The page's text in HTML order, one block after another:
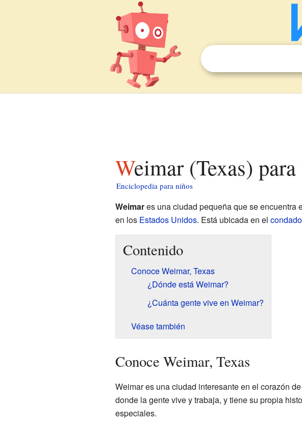
Weimar (Texas)
Enciclopedia para niños
Weimares una ciudad pequeña que se encuentra
en los Estados Unidos. Está ubicada en el
Contenido
Conoce Weimar, Texas
¿Dónde está Weimar?
¿Cuánta gente vive en Weimar?
Véase también
Conoce Weimar, Texas
Weimar es una ciudad interesante en el corazón
donde la gente vive y trabaja, y tiene su propia
especiales.